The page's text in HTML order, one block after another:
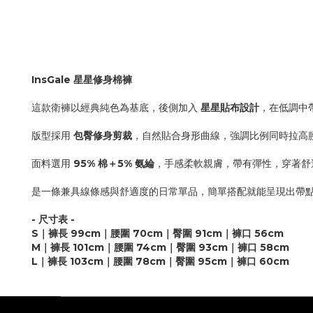
InsGale 星星修身棉褲
這款衛褲以經典純色為基底，後側加入 星星貼布設計 ，在低調
版型採用 包臀修身剪裁 ，自然貼合身形曲線，強調比例同時拉
面料選用 95% 棉＋5% 氨綸 ，手感柔軟親膚，帶有彈性，穿著
是一條兼具線條感與舒適度的日常單品，簡單搭配就能呈現出帶
- 尺寸表 -
S｜褲長 99cm｜腰圍 70cm｜臀圍 91cm｜褲口 56cm
M｜褲長 101cm｜腰圍 74cm｜臀圍 93cm｜褲口 58cm
L｜褲長 103cm｜腰圍 78cm｜臀圍 95cm｜褲口 60cm